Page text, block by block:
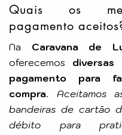
Editora: LEAL
Quais os
pagamento
Na Caravana de
oferecemos diversas
pagamento para
compra. Aceitamos
bandeiras de cartão
débito para